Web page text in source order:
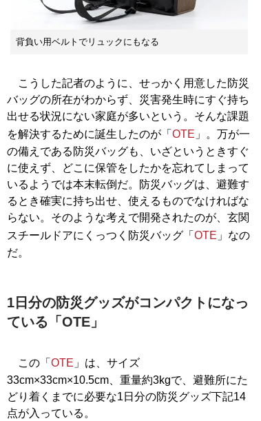
背負い用ベルトでリュックにもなる
こうした記者のように、せっかく用意した防災
バッグの所在がわからず、災害発生時にすぐ持ち
出せる状況にない家庭が多いという。そんな課題
を解決するために誕生したのが「 OTE 」。万が一
の備えである防災バッグも、いざというときすぐ
に使えず、どこに保管をしたかを忘れてしまって
いるようでは本末転倒だ。防災バッグは、避難す
るとき確実に持ち出せ、使えるものでなければな
らない。そのような考えで開発されたのが、玄関
スチールドアにくっつく防災バッグ「 OTE 」なの
だ。
1日分の防災グッズがコンパクトになっ
ている「OTE」
この「 OTE 」は、サイズ
33cm×33cm×10.5cm、重量約3kgで、避難所にた
どり着くまでに必要な1日分の防災グッズ下記14
点が入っている。